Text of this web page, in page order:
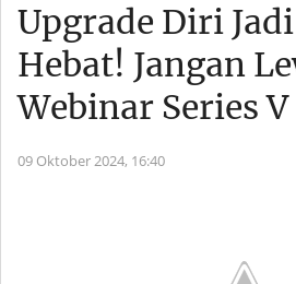
Upgrade Diri
Hebat! Jangan
Webinar Series
09 Oktober 2024, 16:40